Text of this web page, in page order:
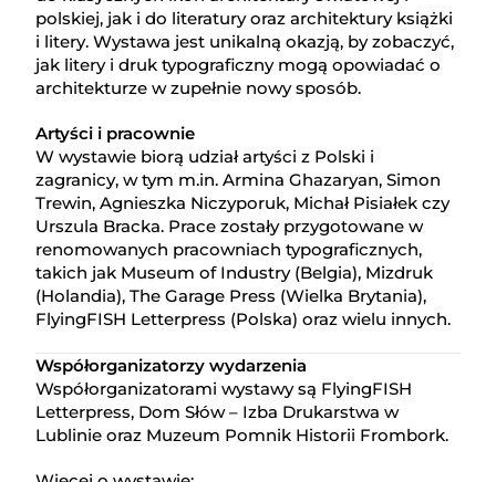
polskiej, jak i do literatury oraz architektury książki
i litery. Wystawa jest unikalną okazją, by zobaczyć,
jak litery i druk typograficzny mogą opowiadać o
architekturze w zupełnie nowy sposób.
Artyści i pracownie
W wystawie biorą udział artyści z Polski i
zagranicy, w tym m.in. Armina Ghazaryan, Simon
Trewin, Agnieszka Niczyporuk, Michał Pisiałek czy
Urszula Bracka. Prace zostały przygotowane w
renomowanych pracowniach typograficznych,
takich jak Museum of Industry (Belgia), Mizdruk
(Holandia), The Garage Press (Wielka Brytania),
FlyingFISH Letterpress (Polska) oraz wielu innych.
Współorganizatorzy wydarzenia
Współorganizatorami wystawy są FlyingFISH
Letterpress, Dom Słów – Izba Drukarstwa w
Lublinie oraz Muzeum Pomnik Historii Frombork.